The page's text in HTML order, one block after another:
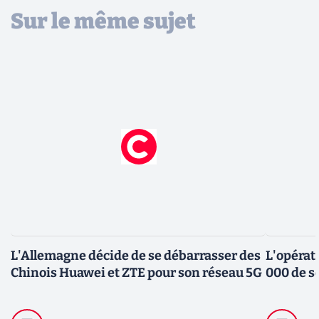
Sur le même sujet
L'Allemagne décide de se débarrasser des
Chinois Huawei et ZTE pour son réseau 5G 000 de